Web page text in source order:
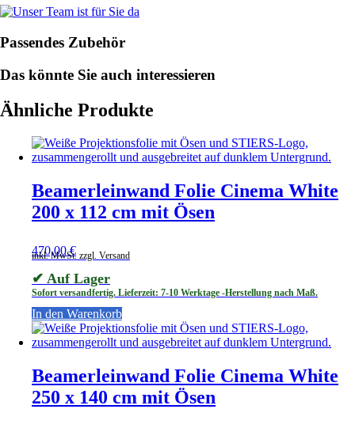
Passendes Zubehör
Das könnte Sie auch interessieren
Ähnliche Produkte
Beamerleinwand Folie Cinema White
200 x 112 cm mit Ösen
470,00€
inkl. MwSt. zzgl. Versand
✔ Auf Lager
Sofort versandfertig. Lieferzeit: 7-10 Werktage -Herstellung nach Maß.
In den Warenkorb
Beamerleinwand Folie Cinema White
250 x 140 cm mit Ösen